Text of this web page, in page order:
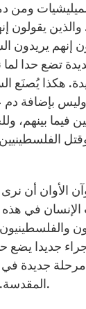
ومن
يقولون
إنهم يريدون
تضع حدا
هكذا يُصنَع
بإضافة دم
فيما بينهم،
الأوان أن
في هذه
جديدا يضع
مرحلة جديدة
المقدسة. هذا ما نحتاج إليه.